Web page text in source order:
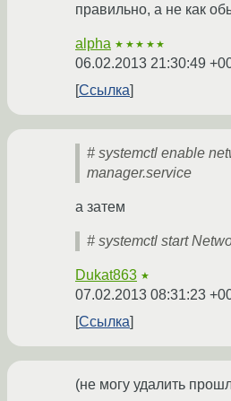
правильно, а не как
alpha ★★★★★
06.02.2013 21:30:49
Ссылка
# systemctl enable
manager.service
а затем
# systemctl start
Dukat863 ★
07.02.2013 08:31:23
Ссылка
(не могу удалить